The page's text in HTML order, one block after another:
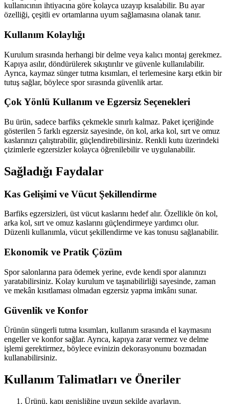
kullanıcının ihtiyacına göre kolayca uzayıp kısalabilir. Bu ayar
özelliği, çeşitli ev ortamlarına uyum sağlamasına olanak tanır.
Kullanım Kolaylığı
Kurulum sırasında herhangi bir delme veya kalıcı montaj gerekmez.
Kapıya asılır, döndürülerek sıkıştırılır ve güvenle kullanılabilir.
Ayrıca, kaymaz sünger tutma kısımları, el terlemesine karşı etkin bir
tutuş sağlar, böylece spor sırasında güvenlik artar.
Çok Yönlü Kullanım ve Egzersiz Seçenekleri
Bu ürün, sadece barfiks çekmekle sınırlı kalmaz. Paket içeriğinde
gösterilen 5 farklı egzersiz sayesinde, ön kol, arka kol, sırt ve omuz
kaslarınızı çalıştırabilir, güçlendirebilirsiniz. Renkli kutu üzerindeki
çizimlerle egzersizler kolayca öğrenilebilir ve uygulanabilir.
Sağladığı Faydalar
Kas Gelişimi ve Vücut Şekillendirme
Barfiks egzersizleri, üst vücut kaslarını hedef alır. Özellikle ön kol,
arka kol, sırt ve omuz kaslarını güçlendirmeye yardımcı olur.
Düzenli kullanımla, vücut şekillendirme ve kas tonusu sağlanabilir.
Ekonomik ve Pratik Çözüm
Spor salonlarına para ödemek yerine, evde kendi spor alanınızı
yaratabilirsiniz. Kolay kurulum ve taşınabilirliği sayesinde, zaman
ve mekân kısıtlaması olmadan egzersiz yapma imkânı sunar.
Güvenlik ve Konfor
Ürünün süngerli tutma kısımları, kullanım sırasında el kaymasını
engeller ve konfor sağlar. Ayrıca, kapıya zarar vermez ve delme
işlemi gerektirmez, böylece evinizin dekorasyonunu bozmadan
kullanabilirsiniz.
Kullanım Talimatları ve Öneriler
Ürünü, kapı genişliğine uygun şekilde ayarlayın.